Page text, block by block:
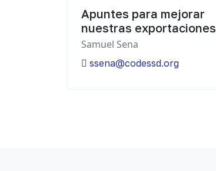
Apuntes para mejorar
nuestras exportaciones
Samuel Sena
ssena@codessd.org